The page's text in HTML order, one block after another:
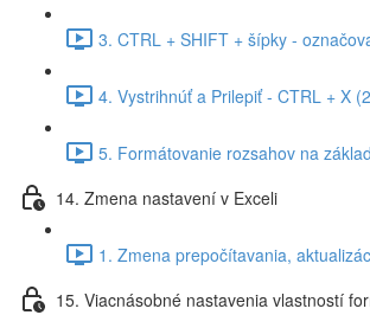
3. CTRL + SHIFT + šípky -
4. Vystrihnúť a Prilepiť - CTRL + X
5. Formátovanie rozsahov na
14. Zmena nastavení v Exceli
1. Zmena prepočítavania,
15. Viacnásobné nastavenia vlastností